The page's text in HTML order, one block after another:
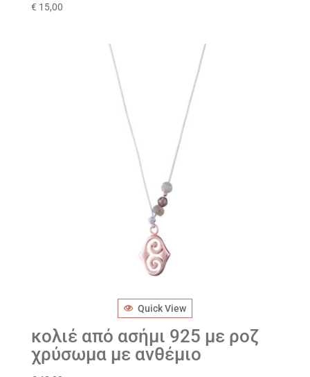
€ 15,00
Quick View
κολιέ από ασήμι 925 με ροζ
χρύσωμα με ανθέμιο